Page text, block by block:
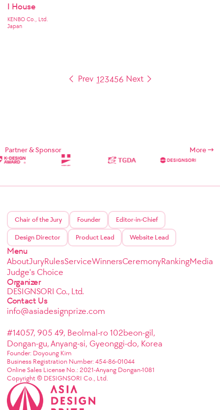
I House
KENBO Co., Ltd.
Japan
123456
Partner & Sponsor More
Chair of the Jury Founder Editor-in-Chief
Design Director Product Lead Website Lead
Menu
AboutJuryRulesServiceWinnersCeremonyRankingMedia
Judge's Choice
Organizer
DESIGNSORI Co., Ltd.
Contact Us
info@asiadesignprize.com
#14057, 905 49, Beolmal-ro 102beon-gil,
Dongan-gu, Anyang-si, Gyeonggi-do, Korea
Founder: Doyoung Kim
Business Registration Number: 454-86-01044
Online Sales License No.: 2021-Anyang Dongan-1081
Copyright © DESIGNSORI Co., Ltd.